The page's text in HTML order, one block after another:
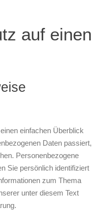
auf einen
einfachen Überblick
Daten passiert,
Personenbezogene
Sie persönlich identifiziert
zum Thema
unter diesem Text